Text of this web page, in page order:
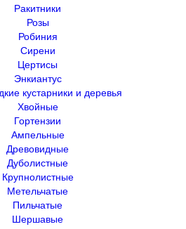
Ракитники
Розы
Робиния
Сирени
Цертисы
Энкиантус
кустарники и деревья
Хвойные
Гортензии
Ампельные
Древовидные
Дуболистные
Крупнолистные
Метельчатые
Пильчатые
Шершавые